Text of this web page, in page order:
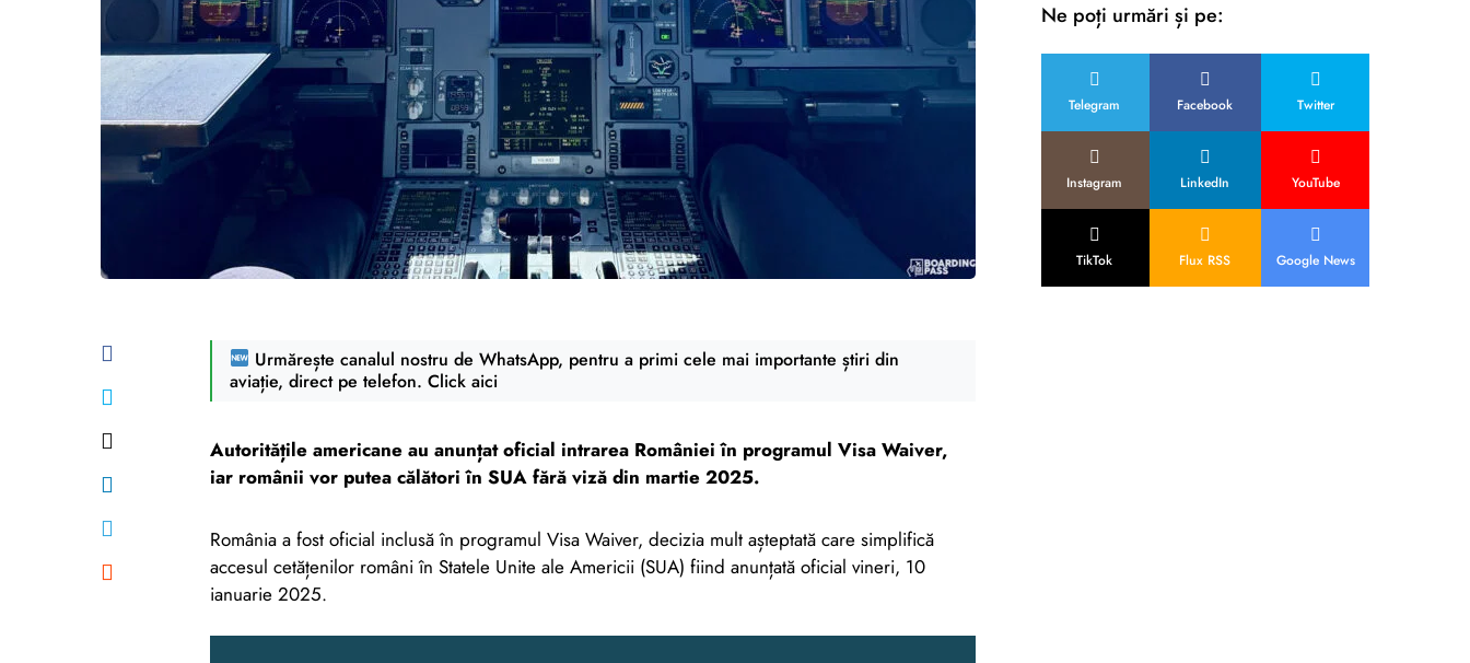
Urmărește canalul nostru de WhatsApp, pentru a primi cele mai importante știri din
aviație, direct pe telefon. Click aici
Autoritățile americane au anunțat oficial intrarea României în programul Visa Waiver,
iar românii vor putea călători în SUA fără viză din martie 2025.
România a fost oficial inclusă în programul Visa Waiver, decizia mult așteptată care simplifică
accesul cetățenilor români în Statele Unite ale Americii (SUA) fiind anunțată oficial vineri, 10
ianuarie 2025.
Ne poți urmări și pe:
Telegram Facebook Twitter
Instagram LinkedIn YouTube
TikTok Flux RSS Google News